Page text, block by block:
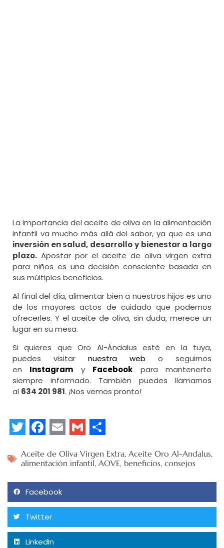
La importancia del aceite de oliva en la alimentación
infantil va mucho más allá del sabor, ya que es una
inversión en salud, desarrollo y bienestar a largo
plazo. Apostar por el aceite de oliva virgen extra
para niños es una decisión consciente basada en
sus múltiples beneficios.
Al final del día, alimentar bien a nuestros hijos es uno
de los mayores actos de cuidado que podemos
ofrecerles. Y el aceite de oliva, sin duda, merece un
lugar en su mesa.
Si quieres que Oro Al-Ándalus esté en la tuya,
puedes visitar nuestra web o seguirnos
en Instagram y Facebook para mantenerte
siempre informado. También puedes llamarnos
al 634 201 981. ¡Nos vemos pronto!
Twitter
Facebook
Email
GmailShare
Aceite de Oliva Virgen Extra, Aceite Oro Al-Andalus,
alimentación infantil, AOVE, beneficios, consejos
Facebook
Twitter
LinkedIn